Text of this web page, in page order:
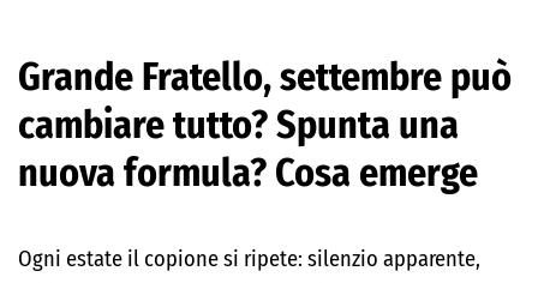
Grande Fratello, settembre può
cambiare tutto? Spunta una
nuova formula? Cosa emerge
Ogni estate il copione si ripete: silenzio apparente,